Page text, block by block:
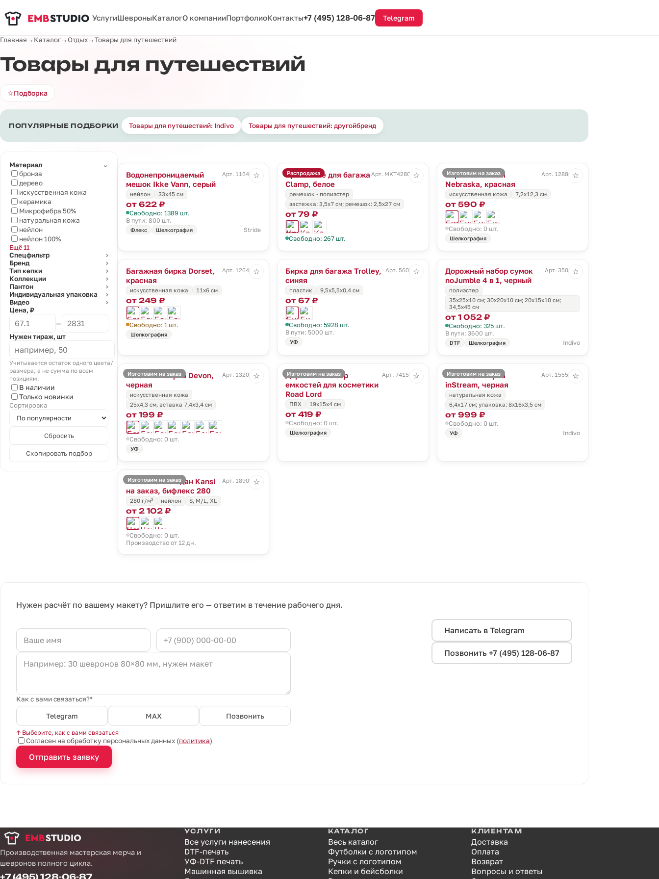
УслугиШевроныКаталогО компанииПортфолиоКонтакты+7 (495) 128-06-87 Telegram
Главная→ Каталог→Отдых→Товары для путешествий
Товары для путешествий
☆Подборка
ПОПУЛЯРНЫЕ ПОДБОРКИ Товары для путешествий: Indivo Товары для путешествий: другойбренд
Материал
⌄
бронза
дерево
искусственная кожа
керамика
Микрофибра 50%
натуральная кожа
нейлон
нейлон 100%
Ещё 11
Спецфильтр
⌄
Бренд ⌄
Тип кепки ⌄
Коллекции ⌄
Пантон ⌄
Индивидуальная упаковка ⌄
Видео ⌄
Цена, ₽
—
Нужен тираж, шт
Учитывается остаток одного цвета/
размера, а не сумма по всем
позициям.
В наличии
Только новинки
Сортировка
Сбросить
Скопировать подбор
Водонепроницаемый
мешок Ikke Vann, серый
Арт. 11646.10
нейлон 33х45 см
от 622 ₽
Свободно: 1389 шт.
В пути: 800 шт.
Флекс Шелкография Stride
☆ Распродажа
Крепление для багажа
Clamp, белое
Арт. MKT4280wht
ремешок - полиэстер
застежка: 3,5х7 см; ремешок: 2,5х27 см
от 79 ₽
Свободно: 267 шт.
☆ Изготовим на заказ
Бирка багажная
Nebraska, красная
Арт. 12880.50
искусственная кожа 7,2х12,3 см
от 590 ₽
Свободно: 0 шт.
Шелкография
☆
Багажная бирка Dorset,
красная
Арт. 12646.50
искусственная кожа 11х6 см
от 249 ₽
Свободно: 1 шт.
Шелкография
☆
Бирка для багажа Trolley,
синяя
Арт. 5603.40
пластик 9,5х5,5х0,4 см
от 67 ₽
Свободно: 5928 шт.
В пути: 5000 шт.
УФ
☆
Дорожный набор сумок
noJumble 4 в 1, черный
Арт. 3503.30
полиэстер
35х25х10 см; 30х20х10 см; 20х15х10 см;
34,5х45 см
от 1 052 ₽
Свободно: 325 шт.
В пути: 3600 шт.
DTF Шелкография Indivo
☆
Изготовим на заказ
Багажная бирка Devon,
черная
Арт. 13201.30
искусственная кожа
25х4,3 см, вставка 7,4x3,4 см
от 199 ₽
Свободно: 0 шт.
УФ
☆ Изготовим на заказ
Дорожный набор
емкостей для косметики
Road Lord
Арт. 74152.00
ПВХ 19x15x4 см
от 419 ₽
Свободно: 0 шт.
Шелкография
☆ Изготовим на заказ
Багажная бирка
inStream, черная
Арт. 15552.30
натуральная кожа
6,4х17 см; упаковка: 8х16х3,5 см
от 999 ₽
Свободно: 0 шт.
УФ Indivo
☆
Изготовим на заказ
Чехол на чемодан Kansi
на заказ, бифлекс 280
Арт. 18902.01
280 г/м² нейлон S, M/L, XL
от 2 102 ₽
Свободно: 0 шт.
Производство от 12 дн.
☆
Нужен расчёт по вашему макету? Пришлите его — ответим в течение рабочего дня.
Как с вами связаться?*
Telegram MAX Позвонить
↑ Выберите, как с вами связаться
Согласен на обработку персональных данных (политика)
Отправить заявку
Написать в Telegram
Позвонить +7 (495) 128-06-87
Производственная мастерская мерча и
шевронов полного цикла.
+7 (495) 128-06-87
УСЛУГИ
Все услуги нанесения
DTF-печать
УФ-DTF печать
Машинная вышивка
КАТАЛОГ
Весь каталог
Футболки с логотипом
Ручки с логотипом
Кепки и бейсболки
КЛИЕНТАМ
Доставка
Оплата
Возврат
Вопросы и ответы